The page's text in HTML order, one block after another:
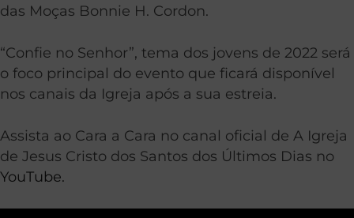
das Moças Bonnie H. Cordon.
“Confie no Senhor”, tema dos jovens de 2022 será
o foco principal do evento que ficará disponível
nos canais da Igreja após a sua estreia.
Assista ao Cara a Cara no canal oficial de A Igreja
de Jesus Cristo dos Santos dos Últimos Dias no
YouTube.